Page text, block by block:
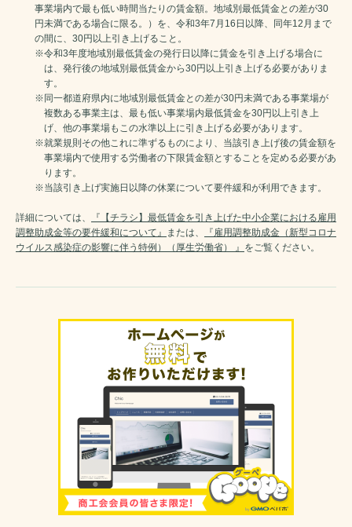
事業場内で最も低い時間当たりの賃金額。地域別最低賃金との差が30
円未満である場合に限る。）を、令和3年7月16日以降、同年12月まで
の間に、30円以上引き上げること。
※令和3年度地域別最低賃金の発行日以降に賃金を引き上げる場合に
は、発行後の地域別最低賃金から30円以上引き上げる必要がありま
す。
※同一都道府県内に地域別最低賃金との差が30円未満である事業場が
複数ある事業主は、最も低い事業場内最低賃金を30円以上引き上
げ、他の事業場もこの水準以上に引き上げる必要があります。
※就業規則その他これに準ずるものにより、当該引き上げ後の賃金額を
事業場内で使用する労働者の下限賃金額とすることを定める必要があ
ります。
※当該引き上げ実施日以降の休業について要件緩和が利用できます。
詳細については、
『【チラシ】最低賃金を引き上げた中小企業における雇用
調整助成金等の要件緩和について』
または、
『雇用調整助成金（新型コロナ
ウイルス感染症の影響に伴う特例）（厚生労働省） 』 をご覧ください。